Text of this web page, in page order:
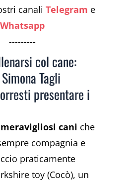
canaliTelegram e
Whatsapp
---------
col cane:
Tagli
presentare i
cani che
compagnia e
praticamente
toy (Cocò), un